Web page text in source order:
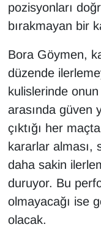
pozisyonları
bırakmayan bir
Bora Göymen,
düzende
kulislerinde onun
arasında güven
çıktığı her
kararlar alması,
daha sakin
duruyor. Bu
olmayacağı ise
olacak.